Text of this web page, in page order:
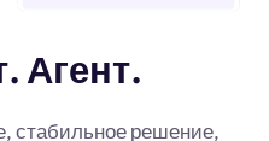
Агент.
стабильное решение,